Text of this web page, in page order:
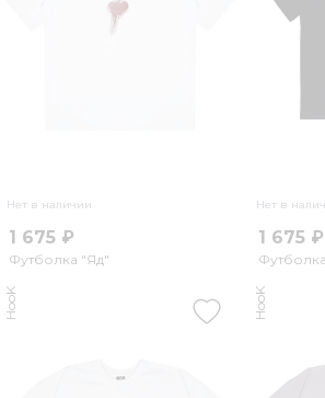
Нет в наличии
1 675 ₽
Футболка "Яд"
Нет в
1 675 ₽
HooK HooK